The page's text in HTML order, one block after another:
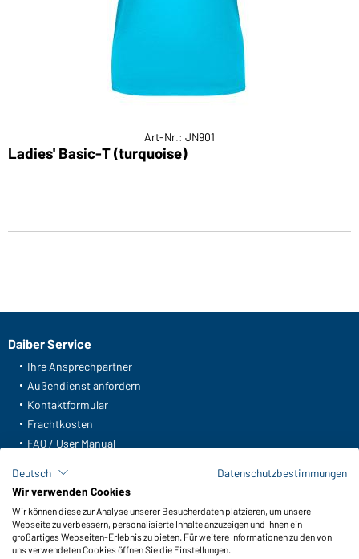
Art-Nr.: JN901
Ladies' Basic-T (turquoise)
Daiber Service
Ihre Ansprechpartner
Außendienst anfordern
Kontaktformular
Frachtkosten
FAQ / User Manual
Meldeportal nach Hinweisgeberschutz
Funktionen & Pflege
Produkteigenschaften
Pflegehinweise
Deutsch
Datenschutzbestimmungen
Wir verwenden Cookies
Wir können diese zur Analyse unserer Besucherdaten platzieren, um unsere
Webseite zu verbessern, personalisierte Inhalte anzuzeigen und Ihnen ein
großartiges Webseiten-Erlebnis zu bieten. Für weitere Informationen zu den von
uns verwendeten Cookies öffnen Sie die Einstellungen.